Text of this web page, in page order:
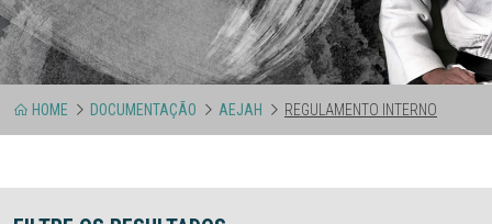
HOME DOCUMENTAÇÃO AEJAH REGULAMENTO INTERNO